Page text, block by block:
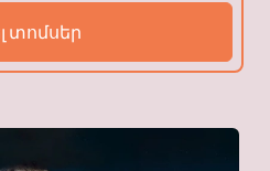
տոմսեր